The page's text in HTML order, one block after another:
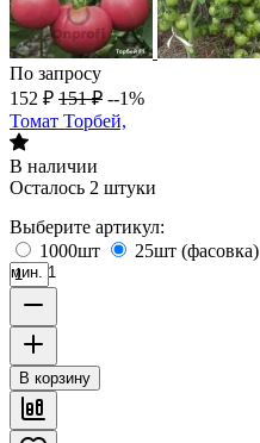
По запросу
152 ₽ 151 ₽ --1%
Томат Торбей,
В наличии
Осталось 2 штуки
Выберите артикул:
1000шт
25шт (фасовка)
мин. 1
В корзину